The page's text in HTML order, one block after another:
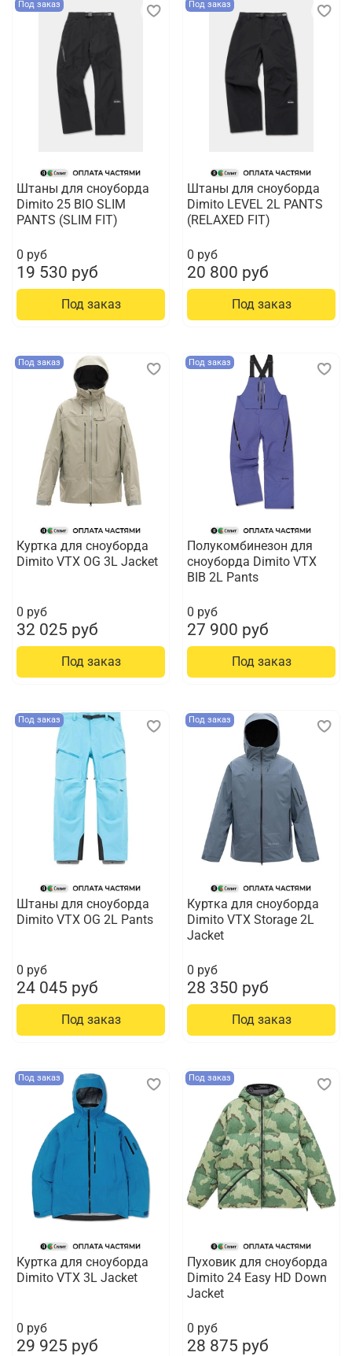
Под заказ
Штаны для сноуборда
Dimito 25 BIO SLIM
PANTS (SLIM FIT)
0 руб
19 530 руб
Под заказ
Под заказ
Штаны для сноуборда
Dimito LEVEL 2L PANTS
(RELAXED FIT)
0 руб
20 800 руб
Под заказ
Под заказ
Куртка для сноуборда
Dimito VTX OG 3L Jacket
0 руб
32 025 руб
Под заказ
Под заказ
Полукомбинезон для
сноуборда Dimito VTX
BIB 2L Pants
0 руб
27 900 руб
Под заказ
Под заказ
Штаны для сноуборда
Dimito VTX OG 2L Pants
0 руб
24 045 руб
Под заказ
Под заказ
Куртка для сноуборда
Dimito VTX Storage 2L
Jacket
0 руб
28 350 руб
Под заказ
Под заказ
Куртка для сноуборда
Dimito VTX 3L Jacket
0 руб
29 925 руб
Под заказ
Пуховик для сноуборда
Dimito 24 Easy HD Down
Jacket
0 руб
28 875 руб